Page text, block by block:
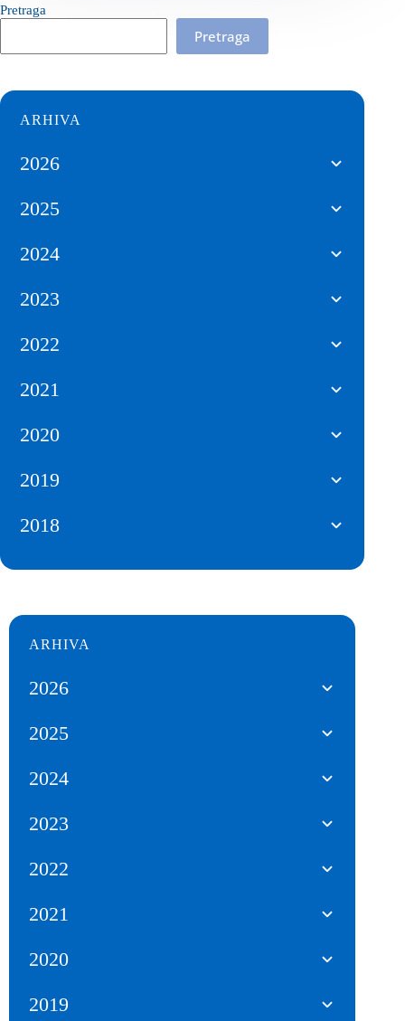
Pretraga
Pretraga
ARHIVA
2026
2025
2024
2023
2022
2021
2020
2019
2018
ARHIVA
2026
2025
2024
2023
2022
2021
2020
2019